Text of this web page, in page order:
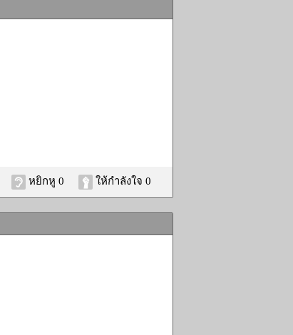
ให้กำลังใจ 0
หยิกหู 0